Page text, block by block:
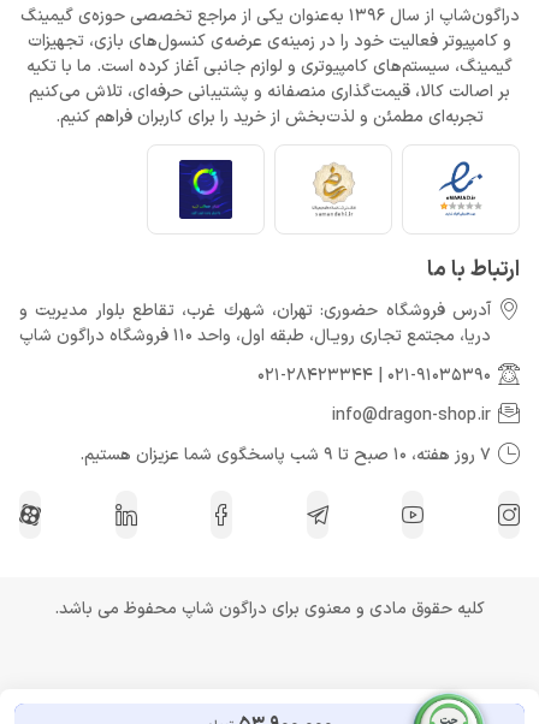
دراگون‌شاپ از سال 1396 به‌عنوان یکی از مراجع تخصصی حوزه‌ی گیمینگ
و کامپیوتر فعالیت خود را در زمینه‌ی عرضه‌ی کنسول‌های بازی، تجهیزات
گیمینگ، سیستم‌های کامپیوتری و لوازم جانبی آغاز کرده است. ما با تکیه
بر اصالت کالا، قیمت‌گذاری منصفانه و پشتیبانی حرفه‌ای، تلاش می‌کنیم
تجربه‌ای مطمئن و لذت‌بخش از خرید را برای کاربران فراهم کنیم.
ارتباط با ما
آدرس فروشگاه حضوری: تهران، شهرك غرب، تقاطع بلوار مدیریت و
دريا، مجتمع تجارى رويـال، طبقه اول، واحد 110 فروشگاه دراگون شاپ
021-91035390
|
021-28423344
info@dragon-shop.ir
7 روز هفته، 10 صبح تا 9 شب پاسخگوی شما عزیزان هستیم.
کلیه حقوق مادی و معنوی برای دراگون شاپ محفوظ می باشد.